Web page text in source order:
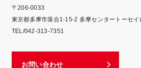
〒206-0033
東京都多摩市落合1-15-2 多摩センタートーセイ
TEL/042-313-7351
お問い合わせ